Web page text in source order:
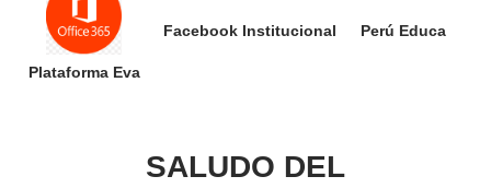
Plataforma Eva
Facebook Institucional Perú Educa
SALUDO DEL